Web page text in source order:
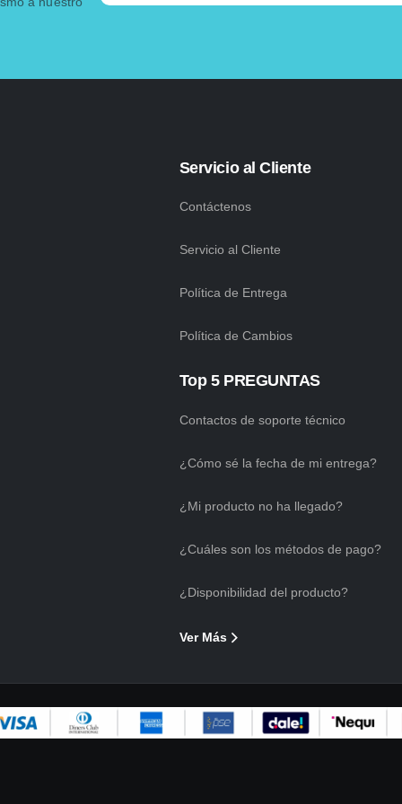
Servicio al Cliente
Contáctenos
Servicio al Cliente
Política de Entrega
Política de Cambios
Top 5 PREGUNTAS
Contactos de soporte técnico
¿Cómo sé la fecha de mi entrega?
¿Mi producto no ha llegado?
¿Cuáles son los métodos de pago?
¿Disponibilidad del producto?
Ver Más